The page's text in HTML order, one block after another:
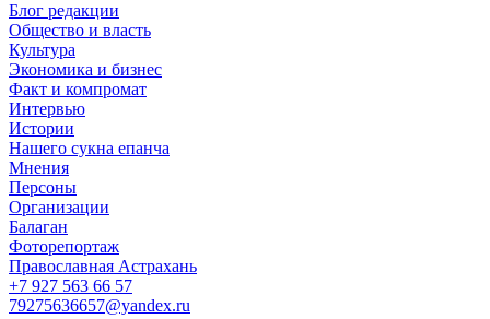
Блог редакции
Общество и власть
Культура
Экономика и бизнес
Факт и компромат
Интервью
Истории
Нашего сукна епанча
Мнения
Персоны
Организации
Балаган
Фоторепортаж
Православная Астрахань
+7 927 563 66 57
79275636657@yandex.ru